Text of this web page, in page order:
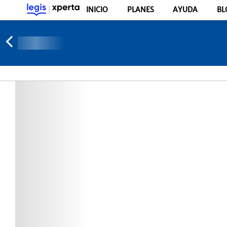
INICIO PLANES AYUDA